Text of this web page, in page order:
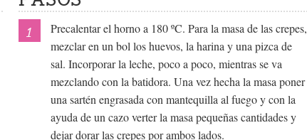
Precalentar el horno a 180 ºC. Para la masa de las crepes,
mezclar en un bol los huevos, la harina y una pizca de
sal. Incorporar la leche, poco a poco, mientras se va
mezclando con la batidora. Una vez hecha la masa poner
una sartén engrasada con mantequilla al fuego y con la
ayuda de un cazo verter la masa pequeñas cantidades y
dejar dorar las crepes por ambos lados.